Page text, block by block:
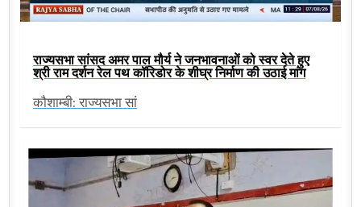
राज्यसभा सांसद अमर पाल मौर्य ने जनभावनाओं को स्वर देते हुए
श्री राम दर्शन रेल पथ कॉरिडोर के शीघ्र निर्माण की उठाई मांग
कौशाम्बी: राज्यसभा सां